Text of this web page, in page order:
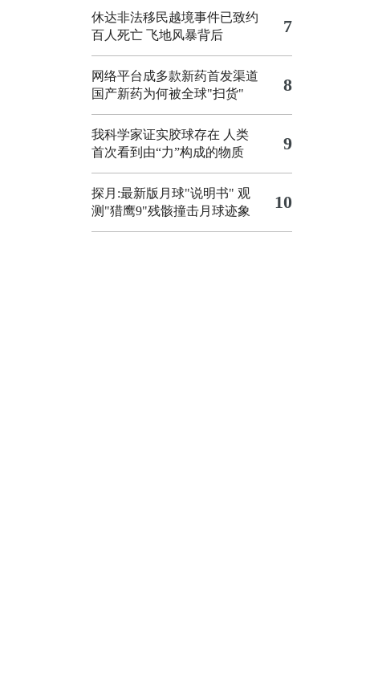
休达非法移民越境事件已致约
百人死亡 飞地风暴背后 7
网络平台成多款新药首发渠道
国产新药为何被全球"扫货"
8
我科学家证实胶球存在 人类
首次看到由“力”构成的物质
9
探月:最新版月球"说明书" 观
测"猎鹰9"残骸撞击月球迹象
10